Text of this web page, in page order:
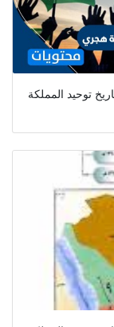
توحيد المملكة